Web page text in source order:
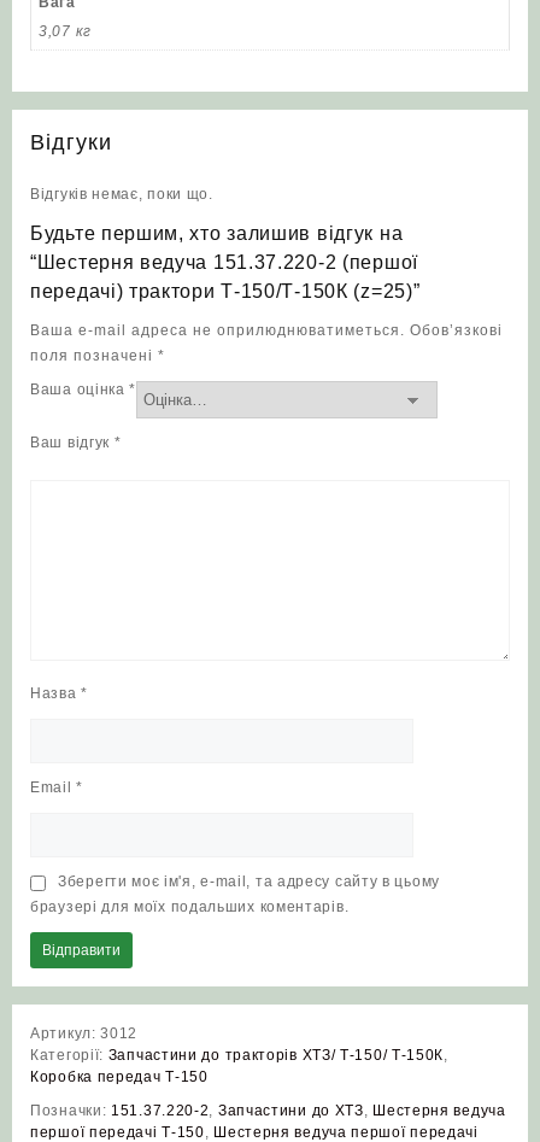
3,07 кг
Відгуки
Відгуків немає, поки що.
Будьте першим, хто залишив відгук на
“Шестерня ведуча 151.37.220-2 (першої
передачі) трактори Т-150/Т-150К (z=25)”
Ваша e-mail адреса не оприлюднюватиметься. Обов’язкові
поля позначені *
Ваша оцінка*
Ваш відгук *
Назва*
Email*
Зберегти моє ім'я, e-mail, та адресу сайту в цьому
браузері для моїх подальших коментарів.
Артикул:3012
Категорії: Запчастини до тракторів ХТЗ/ Т-150/ Т-150К,
Коробка передач Т-150
Позначки: 151.37.220-2, Запчастини до ХТЗ, Шестерня ведуча
першої передачі Т-150, Шестерня ведуча першої передачі